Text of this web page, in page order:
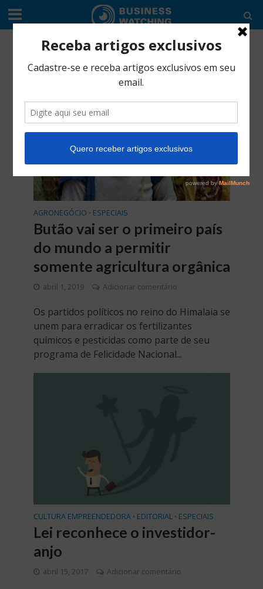
Categoria -Especiais AGRONEGÓCIO
AGRONEGÓCIO • ESPECIAIS
Butão vai ser o primeiro país
do mundo a permitir
somente agricultura orgânica
abril 1, 2019 Adicionar comentário
Os partidos políticos no reino do Himalaia se
unem para erradicar os fertilizantes
químicos e pesticidas como parte de seu
programa de Felicidade Nacional...
CULTURA EMPREENDEDORA • EDITORIAL • ESPECIAIS
Lei reconhece o investidor-
anjo
abril 15, 2017 Adicionar comentário